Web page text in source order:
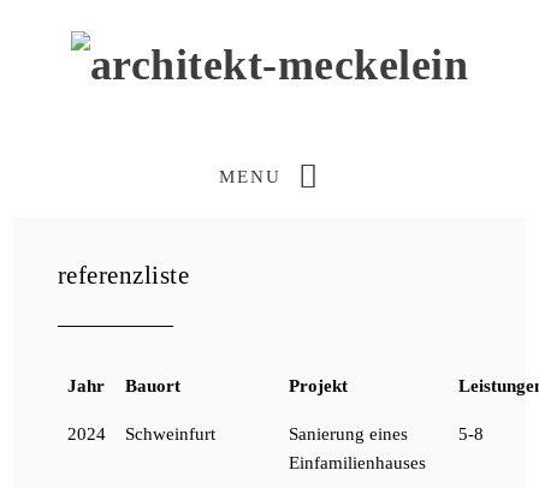
MENU
referenzliste
Jahr Bauort Projekt
2024 Schweinfurt
Sanierung eines
Einfamilienhauses
5-8